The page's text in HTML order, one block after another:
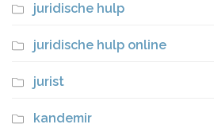
juridische hulp
juridische hulp online
jurist
kandemir